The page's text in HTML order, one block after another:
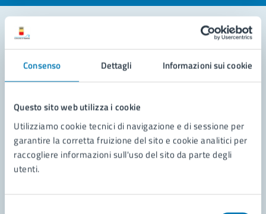
Consenso Dettagli Informazioni sui cookie
Questo sito web utilizza i cookie
Utilizziamo cookie tecnici di navigazione e di sessione per
garantire la corretta fruizione del sito e cookie analitici per
raccogliere informazioni sull'uso del sito da parte degli
utenti.
Leggi le domande frequenti
Richiedi assistenza
Prenota appuntamento
Problemi in città